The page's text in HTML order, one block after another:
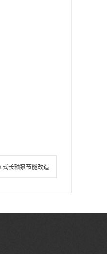
式长轴泵节能改造